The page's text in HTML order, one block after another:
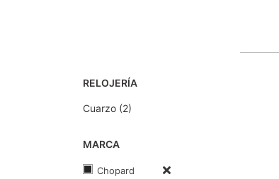
RELOJERÍA
Cuarzo (2)
MARCA
Chopard